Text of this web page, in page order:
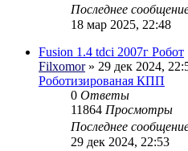
Последнее
18 мар 2025, 22:48
Fusion 1.4 tdci 2007г Робот
Filxomor» 29 дек 2024,
Роботизированая КПП
0 Ответы
11864 Просмотры
Последнее
29 дек 2024, 22:53